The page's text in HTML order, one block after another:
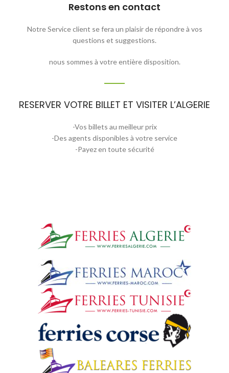
Restons en contact
Notre Service client se fera un plaisir de répondre à vos
questions et suggestions.
nous sommes à votre entière disposition.
RESERVER VOTRE BILLET ET VISITER L’ALGERIE
-Vos billets au meilleur prix
-Des agents disponibles à votre service
-Payez en toute sécurité